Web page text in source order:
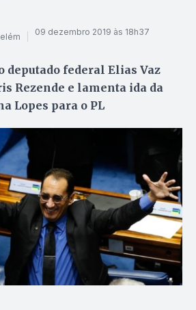
09 dezembro 2019 às 18h37
deputado federal Elias Vaz
Rezende e lamenta ida da
Lopes para o PL